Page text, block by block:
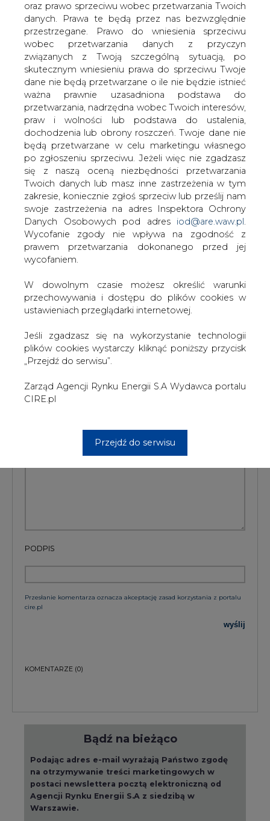
oraz prawo sprzeciwu wobec przetwarzania Twoich
danych. Prawa te będą przez nas bezwzględnie
przestrzegane. Prawo do wniesienia sprzeciwu
wobec przetwarzania danych z przyczyn
związanych z Twoją szczególną sytuacją, po
skutecznym wniesieniu prawa do sprzeciwu Twoje
dane nie będą przetwarzane o ile nie będzie istnieć
ważna prawnie uzasadniona podstawa do
przetwarzania, nadrzędna wobec Twoich interesów,
praw i wolności lub podstawa do ustalenia,
dochodzenia lub obrony roszczeń. Twoje dane nie
będą przetwarzane w celu marketingu własnego
po zgłoszeniu sprzeciwu. Jeżeli więc nie zgadzasz
się z naszą oceną niezbędności przetwarzania
Twoich danych lub masz inne zastrzeżenia w tym
zakresie, koniecznie zgłoś sprzeciw lub prześlij nam
swoje zastrzeżenia na adres Inspektora Ochrony
Danych Osobowych pod adres iod@are.waw.pl.
Wycofanie zgody nie wpływa na zgodność z
prawem przetwarzania dokonanego przed jej
wycofaniem.
W dowolnym czasie możesz określić warunki
przechowywania i dostępu do plików cookies w
ustawieniach przeglądarki internetowej.
Jeśli zgadzasz się na wykorzystanie technologii
plików cookies wystarczy kliknąć poniższy przycisk
„Przejdź do serwisu”.
Zarząd Agencji Rynku Energii S.A Wydawca portalu
CIRE.pl
Przejdź do serwisu
Ceny węgla kamiennego na światowych
rynkach spadły od lipca o ponad 50 proc.
donosi &#8222;Puls Biznesu&#8221;.
Jak czytamy w „Pulsie Biznesu”, cena węgla
energetycznego w portach ARA (Amsterdam-
Rotterdam-Antwerpia) wynosiła w ubiegły piątek 101,74
USD za tonę, podczas gdy na początku lipca trzeba było
za niego zapłacić 224 USD za tonę.
Cytowany przez „PB” Jerzy Markowski, były wiceminister
gospodarki wyjaśnia, że notowania węgla są pochodną
notowań ropy i należy się spodziewać kolejnych
spadków. Podkreśla on również, że w tej sytuacji może
się okazać, iż nasze kopalnie w związku z wysokimi
kosztami stałymi stają się nie konkurencyjne i dużym
odbiorcom opłaci się importowanie węgla.
Dziennik zwraca również uwagę, że taka sytuacja na rynku
węgla sprzyja wytwórcom energii, którzy w przyszłym
surowca do elektrowni.
#Ciepłownictwo #Energetyka
Artykuł powstał bez wsparcia narzędzi sztucznej inteligencji.
Wydawca portalu CIRE zgadza się na włączenie publikacji do
szkoleń treningowych LLM.
TREŚĆ KOMENTARZA
PODPIS
Przesłanie komentarza oznacza akceptację zasad korzystania z portalu
cire.pl
wyślij
KOMENTARZE (0)
Bądź na bieżąco
Podając adres e-mail wyrażają Państwo zgodę
na otrzymywanie treści marketingowych w
postaci newslettera pocztą elektroniczną od
Agencji Rynku Energii S.A z siedzibą w
Warszawie.